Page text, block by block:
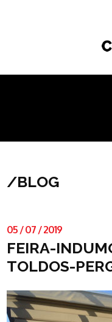
/BLOG
05 /07 /2019
FEIRA-
TOLDOS-